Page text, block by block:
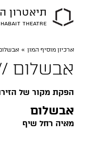
תיאטרון
HABAIT THEATRE
ארכיון מוסיף המון » אבשלום //
אבשלום // 13
הפקת מקור של
אבשלום
מאיה